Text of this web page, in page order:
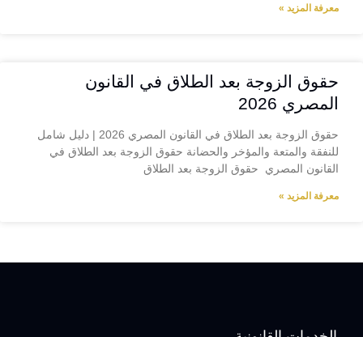
معرفة المزيد »
حقوق الزوجة بعد الطلاق في القانون
المصري 2026
حقوق الزوجة بعد الطلاق في القانون المصري 2026 | دليل شامل
للنفقة والمتعة والمؤخر والحضانة حقوق الزوجة بعد الطلاق في
القانون المصري حقوق الزوجة بعد الطلاق
معرفة المزيد »